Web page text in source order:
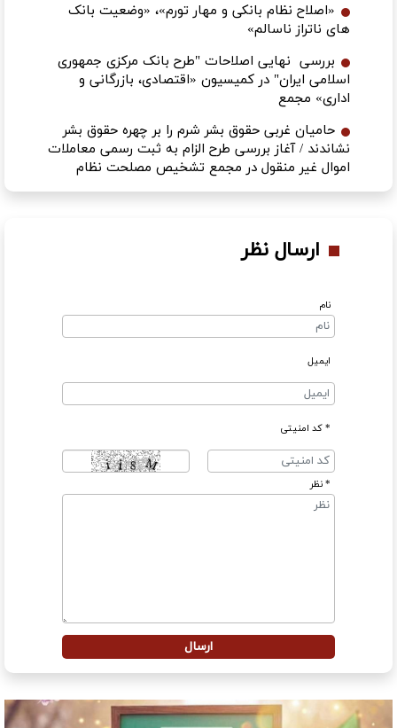
«اصلاح نظام بانکی و مهار تورم»، «وضعیت بانک
های ناتراز ناسالم»
بررسی نهایی اصلاحات "طرح بانک مرکزی جمهوری
اسلامی ایران" در کمیسیون «اقتصادی، بازرگانی و
اداری» مجمع
حامیان غربی حقوق بشر شرم را بر چهره حقوق بشر
نشاندند / آغاز بررسی طرح الزام به ثبت رسمی معاملات
اموال غیر منقول در مجمع تشخیص مصلحت نظام
ارسال نظر
نام
ایمیل
* کد امنیتی
* نظر